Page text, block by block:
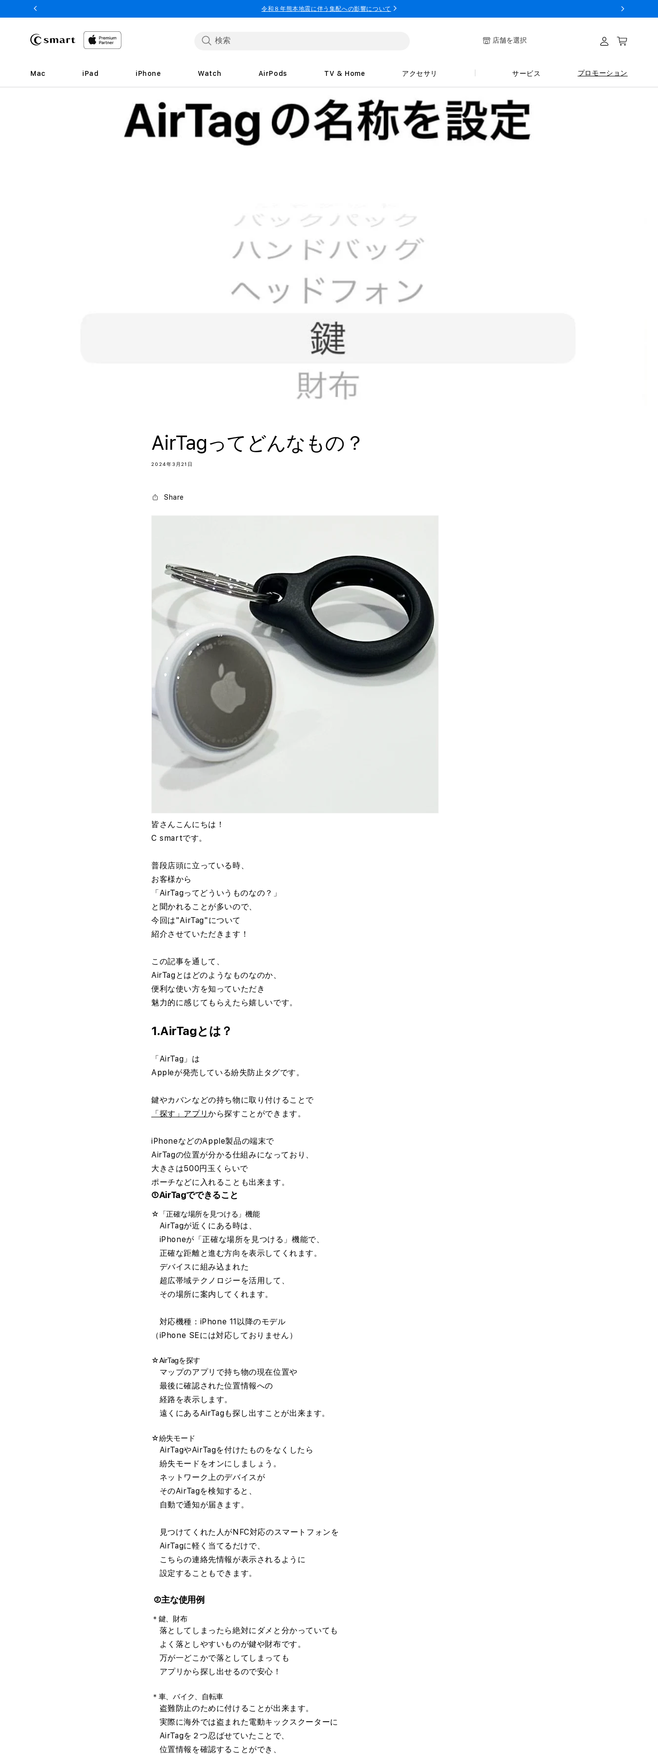
ンツへ
令和８年熊本地震に伴う集配への影響について
店舗を選択 カート
Mac iPad iPhone Watch AirPods TV & Home アクセサリ サービス プロモーション
AirTagってどんなもの？
2024年3月21日
Share
皆さんこんにちは！
C smartです。
普段店頭に立っている時、
お客様から
「AirTagってどういうものなの？」
と聞かれることが多いので、
今回は"AirTag"について
紹介させていただきます！
この記事を通して、
AirTagとはどのようなものなのか、
便利な使い方を知っていただき
魅力的に感じてもらえたら嬉しいです。
1.AirTagとは？
「AirTag」は
Appleが発売している紛失防止タグです。
鍵やカバンなどの持ち物に取り付けることで
「探す」アプリから探すことができます。
iPhoneなどのApple製品の端末で
AirTagの位置が分かる仕組みになっており、
大きさは500円玉くらいで
ポーチなどに入れることも出来ます。
①AirTagでできること
☆「正確な場所を見つける」機能
AirTagが近くにある時は、
iPhoneが「正確な場所を見つける」機能で、
正確な距離と進む方向を表示してくれます。
デバイスに組み込まれた
超広帯域テクノロジーを活用して、
その場所に案内してくれます。
対応機種：iPhone 11以降のモデル
（iPhone SEには対応しておりません）
☆AirTagを探す
マップのアプリで持ち物の現在位置や
最後に確認された位置情報への
経路を表示します。
遠くにあるAirTagも探し出すことが出来ます。
☆紛失モード
AirTagやAirTagを付けたものをなくしたら
紛失モードをオンにしましょう。
ネットワーク上のデバイスが
そのAirTagを検知すると、
自動で通知が届きます。
見つけてくれた人がNFC対応のスマートフォンを
AirTagに軽く当てるだけで、
こちらの連絡先情報が表示されるように
設定することもできます。
②主な使用例
＊鍵、財布
落としてしまったら絶対にダメと分かっていても
よく落としやすいものが鍵や財布です。
万が一どこかで落としてしまっても
アプリから探し出せるので安心！
＊車、バイク、自転車
盗難防止のために付けることが出来ます。
実際に海外では盗まれた電動キックスクーターに
AirTagを２つ忍ばせていたことで、
位置情報を確認することができ、